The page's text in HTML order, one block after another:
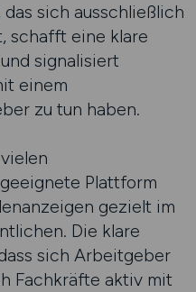
sich ausschließlich
schafft eine klare
signalisiert
einem
zu tun haben.
Plattform
gezielt im
Die klare
sich Arbeitgeber
Fachkräfte aktiv mit